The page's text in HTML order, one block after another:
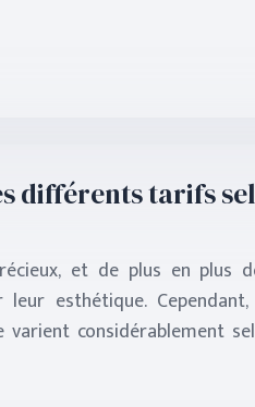
différents tarifs
et de plus en plus
esthétique.
considérablement